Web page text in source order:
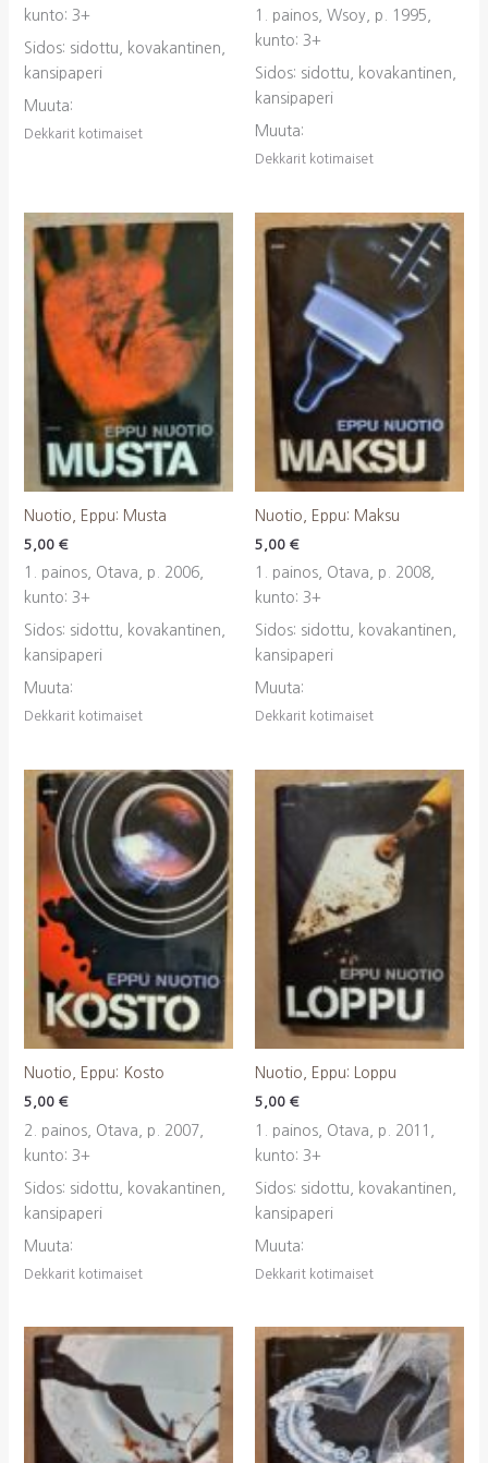
kunto: 3+
Sidos: sidottu, kovakantinen,
kansipaperi
Muuta:
Dekkarit kotimaiset
1. painos, Wsoy, p. 1995,
kunto: 3+
Sidos: sidottu, kovakantinen,
kansipaperi
Muuta:
Dekkarit kotimaiset
Nuotio, Eppu: Musta
5,00 €
1. painos, Otava, p. 2006,
kunto: 3+
Sidos: sidottu, kovakantinen,
kansipaperi
Muuta:
Dekkarit kotimaiset
Nuotio, Eppu: Maksu
5,00 €
1. painos, Otava, p. 2008,
kunto: 3+
Sidos: sidottu, kovakantinen,
kansipaperi
Muuta:
Dekkarit kotimaiset
Nuotio, Eppu: Kosto
5,00 €
2. painos, Otava, p. 2007,
kunto: 3+
Sidos: sidottu, kovakantinen,
kansipaperi
Muuta:
Dekkarit kotimaiset
Nuotio, Eppu: Loppu
5,00 €
1. painos, Otava, p. 2011,
kunto: 3+
Sidos: sidottu, kovakantinen,
kansipaperi
Muuta:
Dekkarit kotimaiset